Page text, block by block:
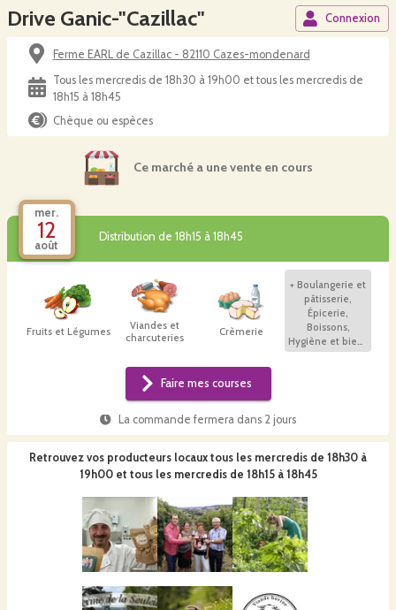
Drive Ganic-"Cazillac" Connexion
Ferme EARL de Cazillac - 82110 Cazes-mondenard
Tous les mercredis de 18h30 à 19h00 et tous les mercredis de
18h15 à 18h45
Chèque ou espèces
Ce marché a une vente en cours
mer.
12
août
Distribution de 18h15 à 18h45
Fruits et Légumes
Viandes et
charcuteries
Crèmerie
+ Boulangerie et
pâtisserie,
Épicerie,
Boissons,
Hygiène et bien-
être
Faire mes courses
La commande fermera dans 2 jours
Retrouvez vos producteurs locaux tous les mercredis de 18h30 à
19h00 et tous les mercredis de 18h15 à 18h45